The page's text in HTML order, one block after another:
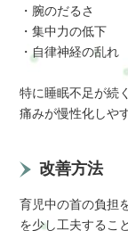
・腕のだるさ
・集中力の低下
・自律神経の乱れ
特に睡眠不足が続
痛みが慢性化しや
改善方法
育児中の首の負担
を少し工夫するこ